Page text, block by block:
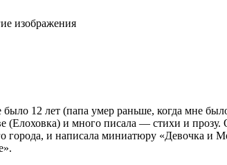
изображения
12 лет (папа умер раньше, когда мне
(Елоховка) и много писала — стихи и
и написала миниатюру «Девочка и